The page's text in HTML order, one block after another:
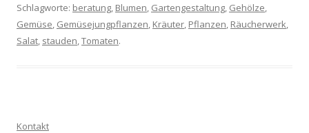
Schlagworte: beratung, Blumen, Gartengestaltung, Gehölze,
Gemüse, Gemüsejungpflanzen, Kräuter, Pflanzen, Räucherwerk,
Salat, stauden,Tomaten.
Kontakt